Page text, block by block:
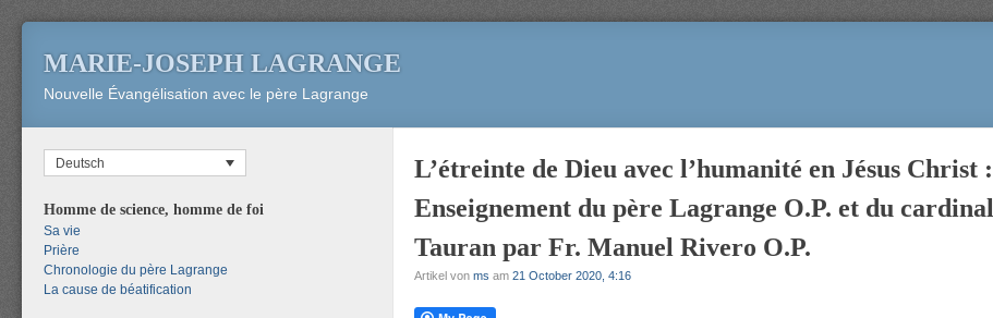
MARIE-JOSEPH LAGRANGE
Nouvelle Évangélisation avec le père Lagrange
L’étreinte de Dieu avec l’humanité en Jésus Christ :
Enseignement du père Lagrange O.P. et du cardinal
Tauran par Fr. Manuel Rivero O.P.
Artikel von ms am 21 October 2020, 4:16
Deutsch
Homme de science, homme de foi
Sa vie
Prière
Chronologie du père Lagrange
La cause de béatification